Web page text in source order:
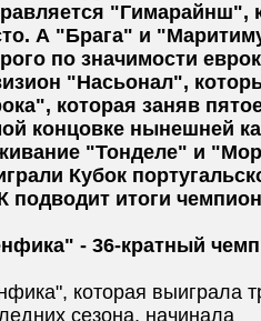
"Гимарайнш",
А "Брага" и
по значимости
"Насьонал",
которая заняв
концовке нынешней
"Тонделе" и
Кубок
подводит итоги
- 36-кратный
которая выиграла
сезона, начинала